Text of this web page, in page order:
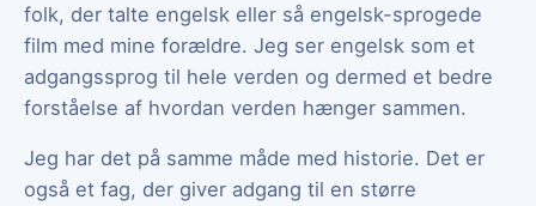
folk, der talte engelsk eller så engelsk-sprogede
film med mine forældre. Jeg ser engelsk som et
adgangssprog til hele verden og dermed et bedre
forståelse af hvordan verden hænger sammen.
Jeg har det på samme måde med historie. Det er
også et fag, der giver adgang til en større